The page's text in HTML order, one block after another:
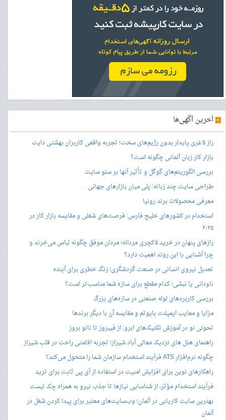
»آخرین آگهی‌ها
راز لاغری پایدار بدون رژیم‌های سخت؛ تجربه واقعی کاربران بهشتی دایت
بازار کار زبان آلمانی چگونه است؟
بررسی الگوریتم‌های گوگل و تأثیر آنها بر سئو سایت
طراحی سایت چند زبانه: پلی میان بازارهای جهانی
معرفی محصولات برند رونیا
استخدام در کشورهای خلیج فارس: فرصت‌های شغلی و مقایسه بازار کار در
۲۰۲۵
رازهای پنهان در خرید لاکچری مردانه؛ مردان موفق چگونه لباس می‌خرند و
چرا آشنایی با این روند اهمیت دارد؟
تعدیل نیروی انسانی در صنعت گردشگری؛ زنگ خطری برای آینده
ناودانی یا نبشی؛ کدام مقطع برای سازه شما مناسب‌تر است؟
بررسی کاربردهای لوله صنعتی در سازه‌های بزرگ
مزایا و معایب ایمپلنت بایوتم و مقایسه آن با دیگر برندها
تحولی نو در آموزش تکنیک‌های ابرو: از فیبروز تا نانو بروز
راهنمای هتل های نزدیک معالی آباد شیراز؛ تجربه اقامتی راحت در قلب شیراز
چگونه نرم‌افزار ATS فرآیند استخدام سازمان شما را متحول می‌کند؟
راهکارهای نوین برای افزایش امنیت در استفاده از آی پی ثابت برای ترید
فرآیند استخدام مؤثر، از شناسایی نیازها تا جذب نیرو به همراه چک لیست
بهترین سایت کاریابی در آلمان؛ وب‌سایت‌های معتبر برای پیدا کردن شغل در
آلمان